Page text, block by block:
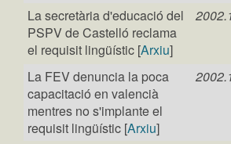
La secretària d'educació del
PSPV de Castelló reclama
el requisit lingüístic [Arxiu]
La FEV denuncia la poca
capacitació en valencià
mentres no s'implante el
requisit lingüístic [Arxiu]